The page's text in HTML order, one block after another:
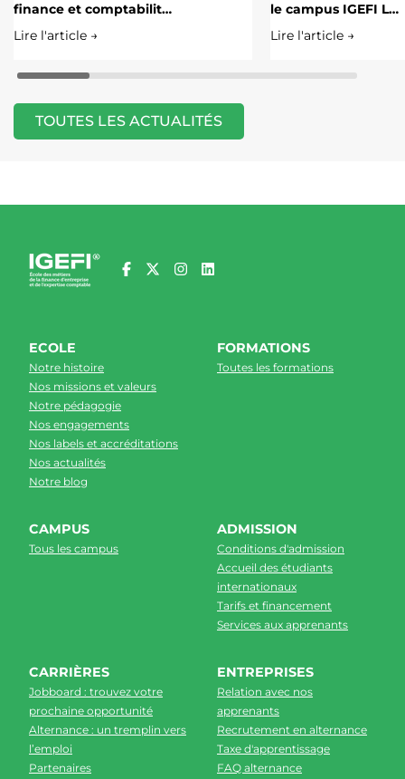
finance et comptabilit…
Lire l'article →
le campus IGEFI L…
Lire l'article →
TOUTES LES ACTUALITÉS
ECOLE
Notre histoire
Nos missions et valeurs
Notre pédagogie
Nos engagements
Nos labels et accréditations
Nos actualités
Notre blog
FORMATIONS
Toutes les formations
CAMPUS
Tous les campus
ADMISSION
Conditions d'admission
Accueil des étudiants
internationaux
Tarifs et financement
Services aux apprenants
CARRIÈRES
Jobboard : trouvez votre
prochaine opportunité
Alternance : un tremplin vers
l’emploi
Partenaires
ENTREPRISES
Relation avec nos
apprenants
Recrutement en alternance
Taxe d'apprentissage
FAQ alternance